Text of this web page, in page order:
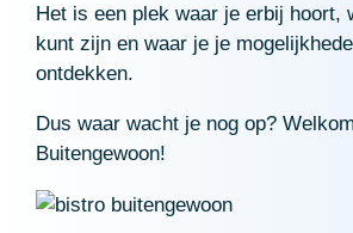
Het is een plek waar je erbij hoort,
kunt zijn en waar je je
ontdekken.
Dus waar wacht je nog op?
Buitengewoon!